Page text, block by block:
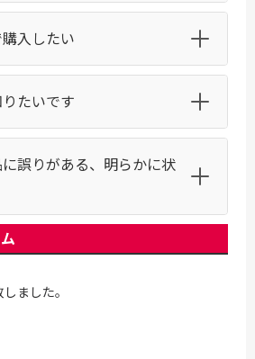
入したい
たいです
誤りがある、明らかに状
ました。